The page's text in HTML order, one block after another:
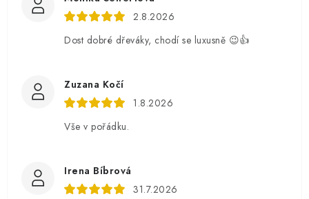
2.8.2026
Dost dobré dřeváky, chodí se luxusně 😉👍
Zuzana Kočí
1.8.2026
Vše v pořádku.
Irena Bíbrová
31.7.2026